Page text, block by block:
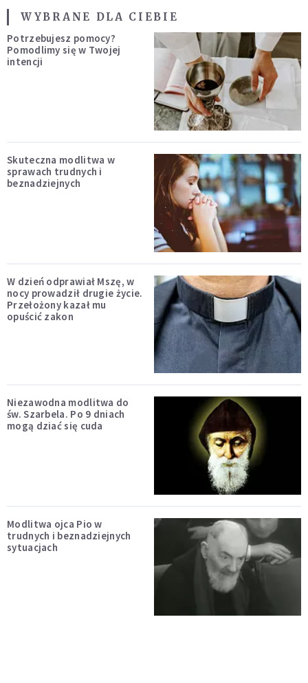
WYBRANE DLA CIEBIE
Potrzebujesz pomocy?
Pomodlimy się w Twojej
intencji
Skuteczna modlitwa w
sprawach trudnych i
beznadziejnych
W dzień odprawiał Mszę, w
nocy prowadził drugie życie.
Przełożony kazał mu
opuścić zakon
Niezawodna modlitwa do
św. Szarbela. Po 9 dniach
mogą dziać się cuda
Modlitwa ojca Pio w
trudnych i beznadziejnych
sytuacjach